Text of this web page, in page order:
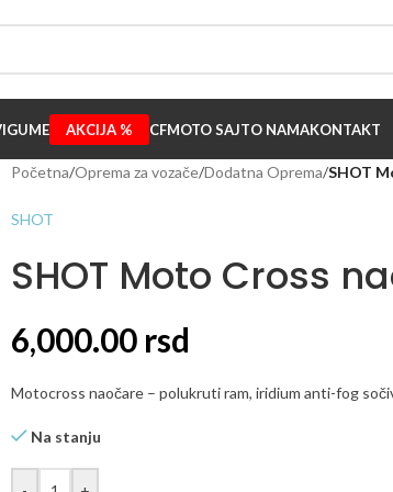
GUME AKCIJA % CFMOTO SAJTO NAMAKONTAKT
Početna/Oprema za vozače/Dodatna Oprema/SHOT
SHOT
SHOT Moto Cross
6,000.00 rsd
Motocross naočare – polukruti ram, iridium anti-fog
Na stanju